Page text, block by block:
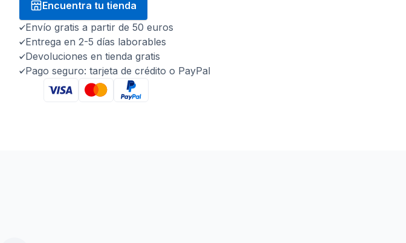
Encuentra tu tienda
Envío gratis a partir de 50 euros
Entrega en 2-5 días laborables
Devoluciones en tienda gratis
Pago seguro: tarjeta de crédito o PayPal